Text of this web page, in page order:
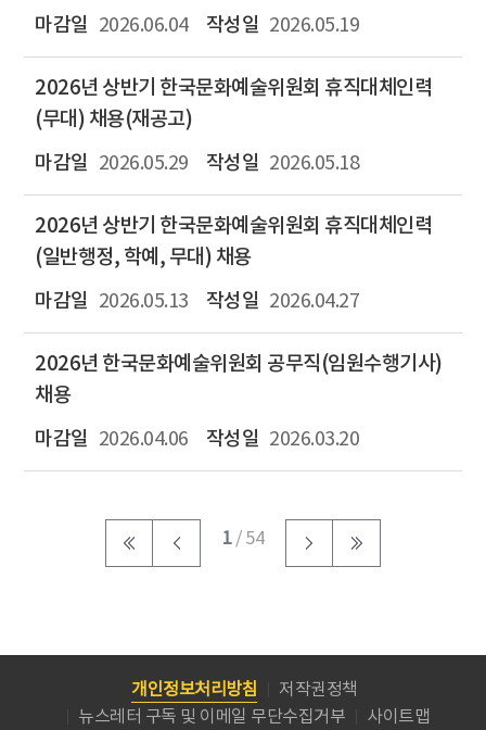
2026.06.04 2026.05.19
2026년 상반기 한국문화예술위원회 휴직대체인력
(무대) 채용(재공고)
2026.05.29 2026.05.18
2026년 상반기 한국문화예술위원회 휴직대체인력
(일반행정, 학예, 무대) 채용
2026.05.13 2026.04.27
2026년 한국문화예술위원회 공무직(임원수행기사)
채용
2026.04.06 2026.03.20
1/ 54
개인정보처리방침
저작권정책
뉴스레터 구독 및 이메일 무단수집거부
사이트맵